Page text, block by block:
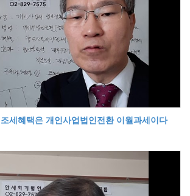
세혜택은 개인사업법인전환 이월과세이다